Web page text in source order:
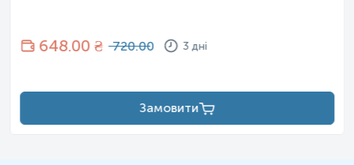
648.00 ₴ 720.00 3 дні
Замовити